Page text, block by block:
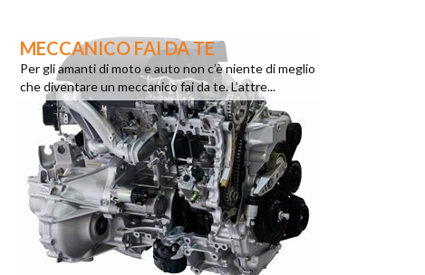
MECCANICO FAI DA TE
Per gli amanti di moto e auto non c’è niente di meglio
che diventare un meccanico fai da te. L’attre...